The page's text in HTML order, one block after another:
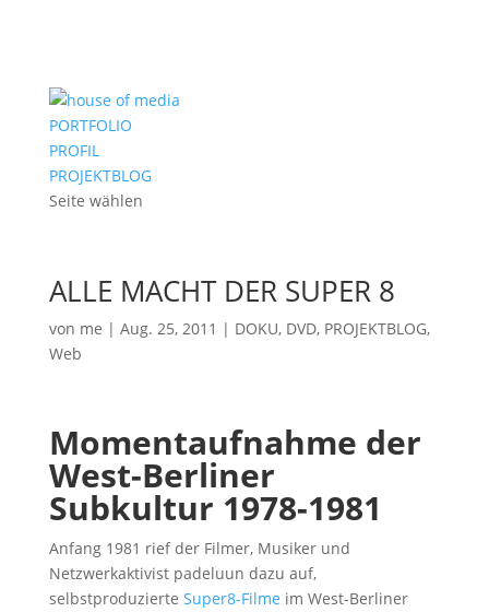
PORTFOLIO
PROFIL
PROJEKTBLOG
Seite wählen
ALLE MACHT DER SUPER 8
von me | Aug. 25, 2011 | DOKU, DVD, PROJEKTBLOG,
Web
Momentaufnahme der
West-Berliner
Subkultur 1978-1981
Anfang 1981 rief der Filmer, Musiker und
Netzwerkaktivist padeluun dazu auf,
selbstproduzierte Super8-Filme im West-Berliner